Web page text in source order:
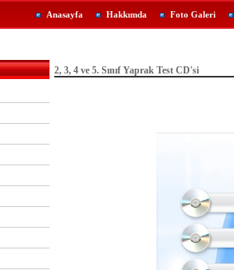
Anasayfa Hakkımda Foto Galeri
2, 3, 4 ve 5. Sınıf Yaprak Test CD'si